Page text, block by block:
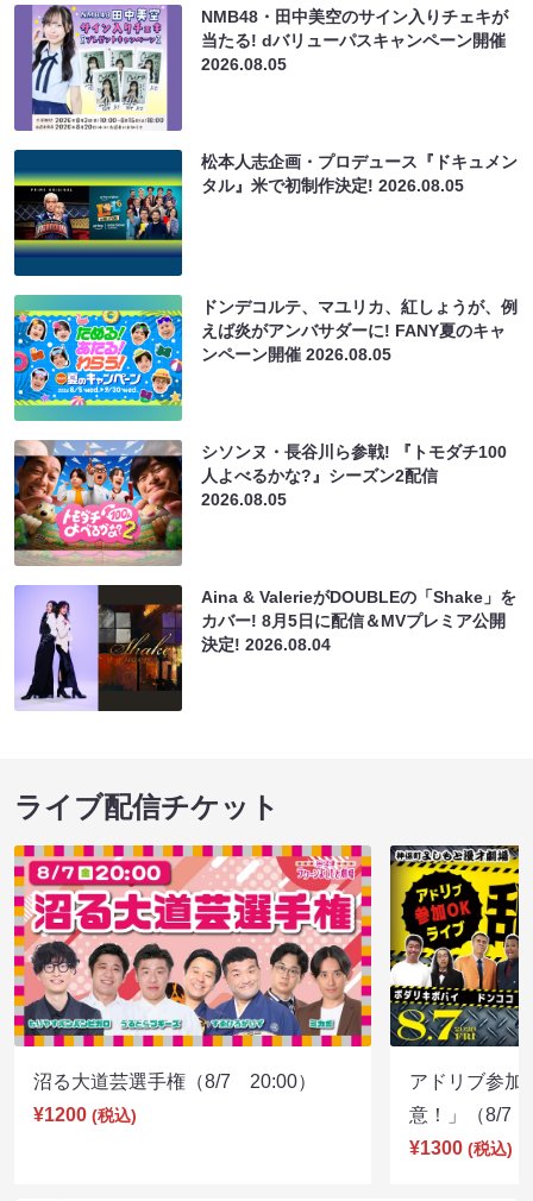
NMB48・田中美空のサイン入りチェキが
当たる! dバリューパスキャンペーン開催
2026.08.05
松本人志企画・プロデュース『ドキュメン
タル』米で初制作決定!2026.08.05
ドンデコルテ、マユリカ、紅しょうが、例
えば炎がアンバサダーに! FANY夏のキャ
ンペーン開催2026.08.05
シソンヌ・長谷川ら参戦! 『トモダチ100
人よべるかな?』シーズン2配信
2026.08.05
Aina & ValerieがDOUBLEの「Shake」を
カバー! 8月5日に配信＆MVプレミア公開
決定!2026.08.04
ライブ配信チケット
沼る大道芸選手権（8/7 20:00）
¥1200 (税込)
アドリブ参加
意！」（8/7
¥1300 (税込)